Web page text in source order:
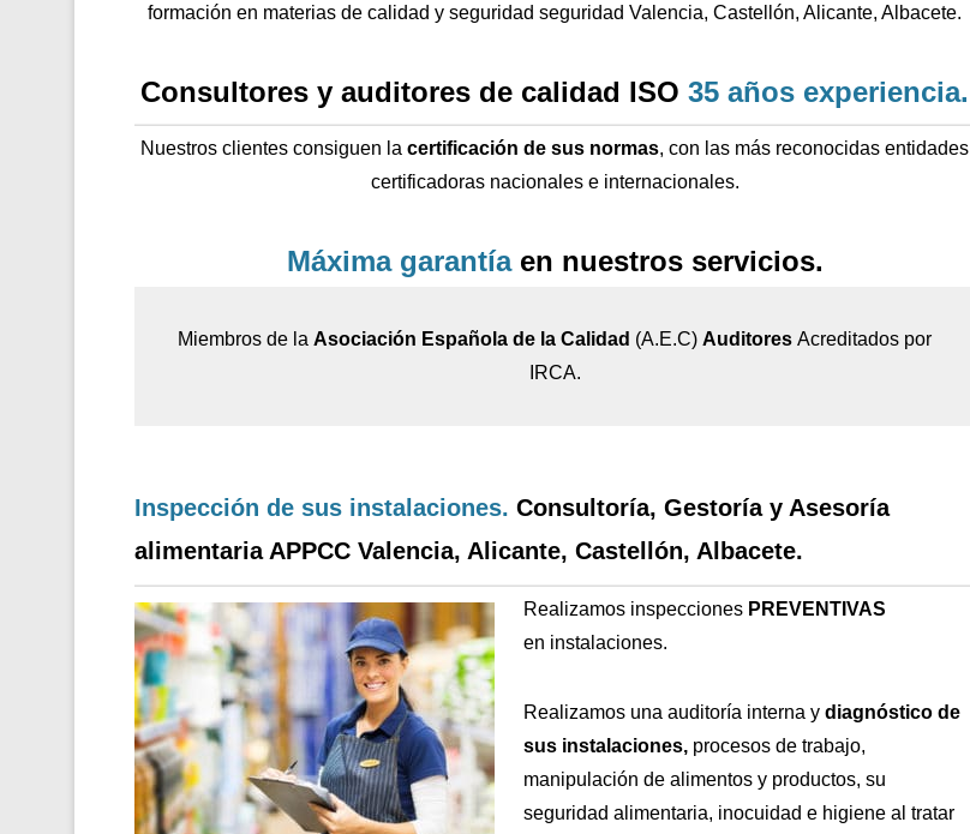
formación en materias de calidad y seguridad seguridad Valencia, Castellón, Alicante, Albacete.
Consultores y auditores de calidad ISO 35 años experiencia.
Nuestros clientes consiguen la certificación de sus normas, con las más reconocidas entidades
certificadoras nacionales e internacionales.
Máxima garantíaen nuestros servicios.
Miembros de la Asociación Española de la Calidad (A.E.C) Auditores Acreditados por
IRCA.
Inspección de sus instalaciones. Consultoría, Gestoría y Asesoría
alimentaria APPCC Valencia, Alicante, Castellón, Albacete.
Realizamos inspecciones PREVENTIVAS
en instalaciones.
Realizamos una auditoría interna y diagnóstico de
sus instalaciones, procesos de trabajo,
manipulación de alimentos y productos, su
seguridad alimentaria, inocuidad e higiene al tratar